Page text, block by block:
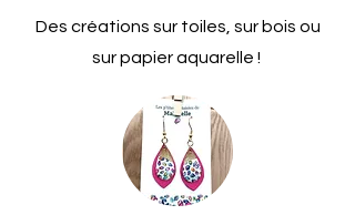
Des créations sur toiles, sur bois ou
sur papier aquarelle !